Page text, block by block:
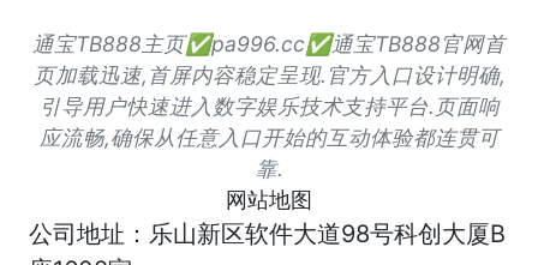
通宝TB888主页✅pa996.cc✅通宝TB888官网首
页加载迅速,首屏内容稳定呈现.官方入口设计明确,
引导用户快速进入数字娱乐技术支持平台.页面响
应流畅,确保从任意入口开始的互动体验都连贯可
靠.
网站地图
公司地址：乐山新区软件大道98号科创大厦B